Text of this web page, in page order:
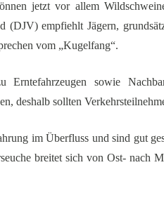
jetzt vor allem
(DJV) empfiehlt Jägern,
vom „Kugelfang“.
sowie
deshalb sollten
im Überfluss und sind gut
breitet sich von Ost- nach